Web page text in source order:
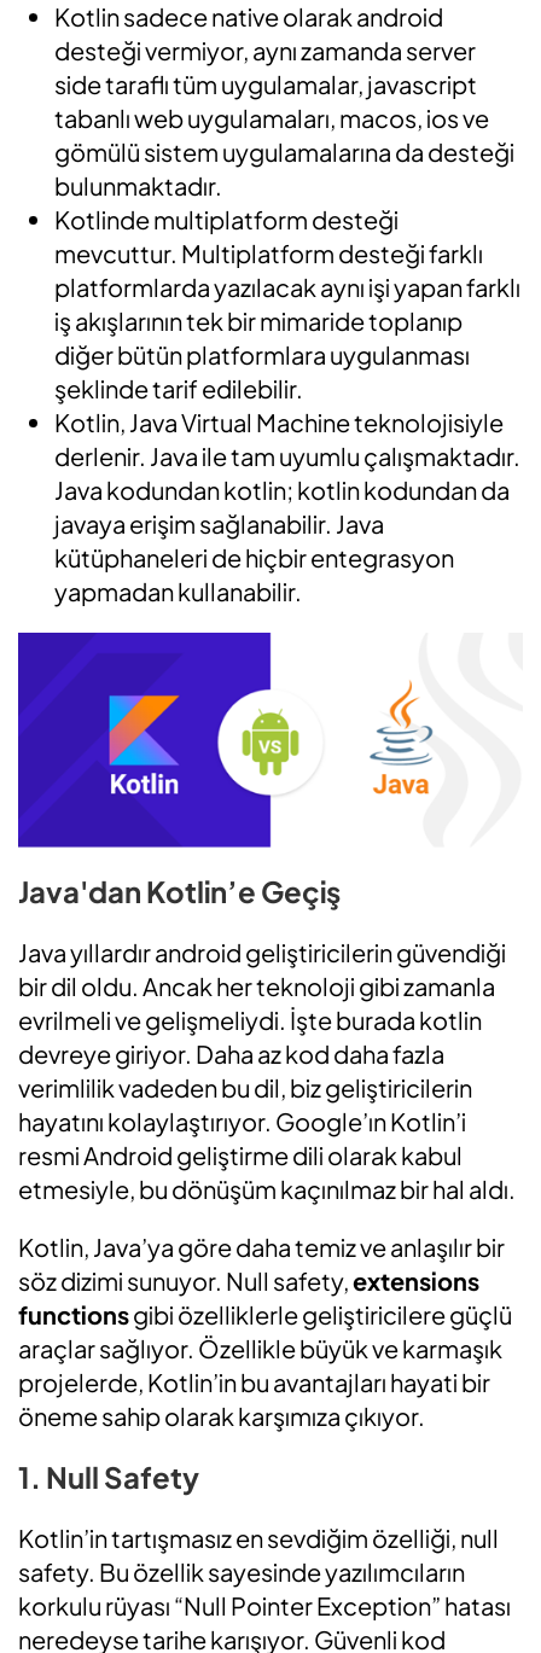
Kotlin sadece native olarak android
desteği vermiyor, aynı zamanda server
side taraflı tüm uygulamalar, javascript
tabanlı web uygulamaları, macos, ios ve
gömülü sistem uygulamalarına da desteği
bulunmaktadır.
Kotlinde multiplatform desteği
mevcuttur. Multiplatform desteği farklı
platformlarda yazılacak aynı işi yapan farklı
iş akışlarının tek bir mimaride toplanıp
diğer bütün platformlara uygulanması
şeklinde tarif edilebilir.
Kotlin, Java Virtual Machine teknolojisiyle
derlenir. Java ile tam uyumlu çalışmaktadır.
Java kodundan kotlin; kotlin kodundan da
javaya erişim sağlanabilir. Java
kütüphaneleri de hiçbir entegrasyon
yapmadan kullanabilir.
Java'dan Kotlin’e Geçiş
Java yıllardır android geliştiricilerin güvendiği
bir dil oldu. Ancak her teknoloji gibi zamanla
evrilmeli ve gelişmeliydi. İşte burada kotlin
devreye giriyor. Daha az kod daha fazla
verimlilik vadeden bu dil, biz geliştiricilerin
hayatını kolaylaştırıyor. Google’ın Kotlin’i
resmi Android geliştirme dili olarak kabul
etmesiyle, bu dönüşüm kaçınılmaz bir hal aldı.
Kotlin, Java’ya göre daha temiz ve anlaşılır bir
söz dizimi sunuyor. Null safety,extensions
functionsgibi özelliklerle geliştiricilere güçlü
araçlar sağlıyor. Özellikle büyük ve karmaşık
projelerde, Kotlin’in bu avantajları hayati bir
öneme sahip olarak karşımıza çıkıyor.
1. Null Safety
Kotlin’in tartışmasız en sevdiğim özelliği, null
safety. Bu özellik sayesinde yazılımcıların
korkulu rüyası “Null Pointer Exception” hatası
neredeyse tarihe karışıyor. Güvenli kod